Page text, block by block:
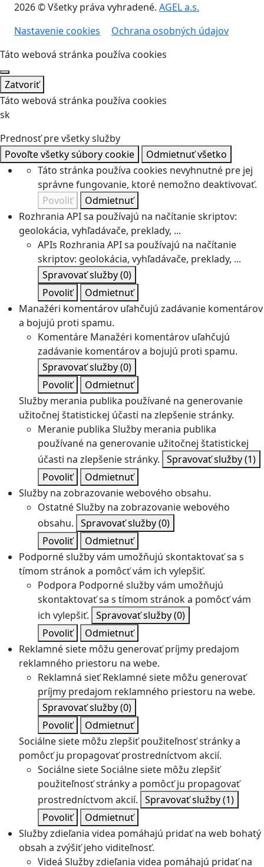
2026 © Všetky práva vyhradené. AGEL a.s.
Nastavenie cookies
Ochrana osobných údajov
Táto webová stránka používa cookies
Zatvoriť
Táto webová stránka používa cookies
sk
Prednosť pre všetky služby
Povoľte všetky súbory cookie
Odmietnuť všetko
Táto stránka používa cookies nevyhnutné pre jej
správne fungovanie, ktoré nemožno deaktivovať.
Povoliť
Odmietnuť
Rozhrania API sa používajú na načítanie skriptov:
geolokácia, vyhľadávače, preklady, ...
APIs Rozhrania API sa používajú na načítanie
skriptov: geolokácia, vyhľadávače, preklady, ...
Spravovať služby(0)
Povoliť
Odmietnuť
Manažéri komentárov uľahčujú zadávanie komentárov
a bojujú proti spamu.
Komentáre Manažéri komentárov uľahčujú
zadávanie komentárov a bojujú proti spamu.
Spravovať služby(0)
Povoliť
Odmietnuť
Služby merania publika používané na generovanie
užitočnej štatistickej účasti na zlepšenie stránky.
Meranie publika Služby merania publika
používané na generovanie užitočnej štatistickej
účasti na zlepšenie stránky. Spravovať služby(1)
Povoliť
Odmietnuť
Služby na zobrazovanie webového obsahu.
OstatnéSlužby na zobrazovanie webového
obsahu. Spravovať služby(0)
Povoliť
Odmietnuť
Podporné služby vám umožňujú skontaktovať sa s
tímom stránok a pomôcť vám ich vylepšiť.
Podpora Podporné služby vám umožňujú
skontaktovať sa s tímom stránok a pomôcť vám
ich vylepšiť. Spravovať služby(0)
Povoliť
Odmietnuť
Reklamné siete môžu generovať príjmy predajom
reklamného priestoru na webe.
Reklamná sieť Reklamné siete môžu generovať
príjmy predajom reklamného priestoru na webe.
Spravovať služby(0)
Povoliť
Odmietnuť
Sociálne siete môžu zlepšiť použiteľnosť stránky a
pomôcť ju propagovať prostredníctvom akcií.
Sociálne sieteSociálne siete môžu zlepšiť
použiteľnosť stránky a pomôcť ju propagovať
prostredníctvom akcií. Spravovať služby(1)
Povoliť
Odmietnuť
Služby zdieľania videa pomáhajú pridať na web bohatý
obsah a zvýšiť jeho viditeľnosť.
Videá Služby zdieľania videa pomáhajú pridať na